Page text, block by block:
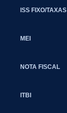
ISS FIXO/TAXAS
MEI
NOTA FISCAL
ITBI